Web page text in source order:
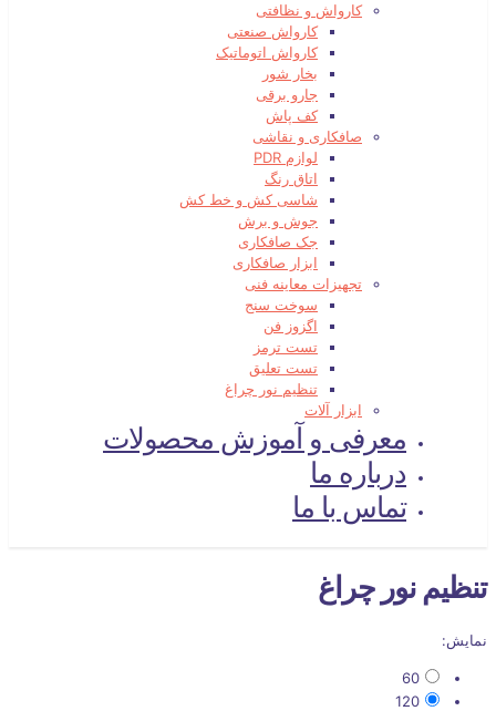
کارواش و نظافتی
کارواش صنعتی
کارواش اتوماتیک
بخار شور
جارو برقی
کف پاش
صافکاری و نقاشی
لوازم PDR
اتاق رنگ
شاسی کش و خط کش
جوش و برش
جک صافکاری
ابزار صافکاری
تجهیزات معاینه فنی
سوخت سنج
اگزوز فن
تست ترمز
تست تعلیق
تنظیم نور چراغ
ابزار آلات
معرفی و آموزش محصولات
درباره ما
تماس با ما
تنظیم نور چراغ
نمایش:
60
120